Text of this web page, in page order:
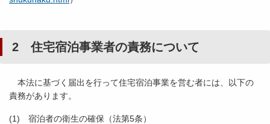
2 住宅宿泊事業者の責務について
本法に基づく届出を行って住宅宿泊事業を営む者には、以下の
責務があります。
(1) 宿泊者の衛生の確保（法第5条）